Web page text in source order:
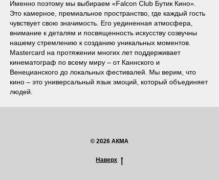
Именно поэтому мы выбираем «Falcon Club Бутик Кино».
Это камерное, премиальное пространство, где каждый гость
чувствует свою значимость. Его уединенная атмосфера,
внимание к деталям и посвященность искусству созвучны
нашему стремлению к созданию уникальных моментов.
Mastercard на протяжении многих лет поддерживает
кинематограф по всему миру – от Каннского и
Венецианского до локальных фестивалей. Мы верим, что
кино – это универсальный язык эмоций, который объединяет
людей.
© 2026 АКМА
Наверх